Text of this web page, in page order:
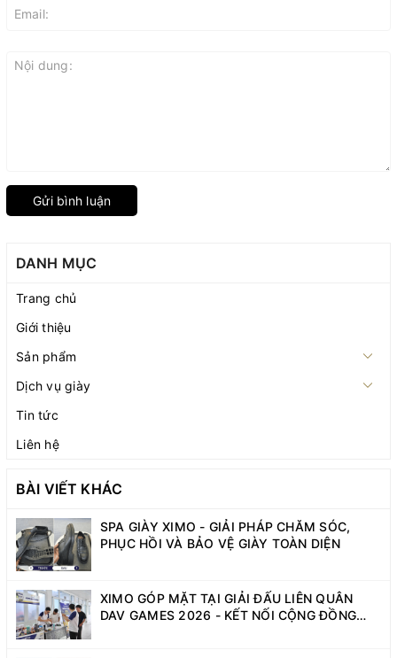
Gửi bình luận
DANH MỤC
Trang chủ
Giới thiệu
Sản phẩm
Dịch vụ giày
Tin tức
Liên hệ
BÀI VIẾT KHÁC
SPA GIÀY XIMO - GIẢI PHÁP CHĂM SÓC,
PHỤC HỒI VÀ BẢO VỆ GIÀY TOÀN DIỆN
XIMO GÓP MẶT TẠI GIẢI ĐẤU LIÊN QUÂN
DAV GAMES 2026 - KẾT NỐI CỘNG ĐỒNG